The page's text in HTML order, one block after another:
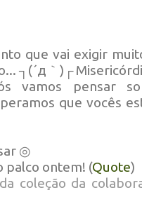
que vai exigir
┐(´д｀)┌
vamos pensar
que vocês
◎
palco ontem! (Quote)
coleção da